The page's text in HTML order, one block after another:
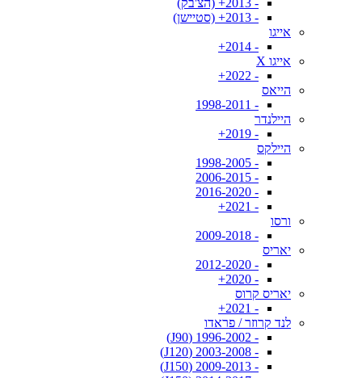
- 2013+ (הצ'בק)
- 2013+ (סטיישן)
אייגו
- 2014+
אייגו X
- 2022+
הייאס
- 1998-2011
היילנדר
- 2019+
היילקס
- 1998-2005
- 2006-2015
- 2016-2020
- 2021+
ורסו
- 2009-2018
יאריס
- 2012-2020
- 2020+
יאריס קרוס
- 2021+
לנד קרוזר / פראדו
- 1996-2002 (J90)
- 2003-2008 (J120)
- 2009-2013 (J150)